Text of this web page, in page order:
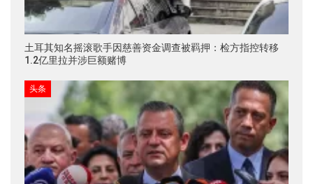
土耳其知名摇滚歌手因慈善资金调查被羁押：检方指控转移
1.2亿里拉并涉巨额赌博
头条